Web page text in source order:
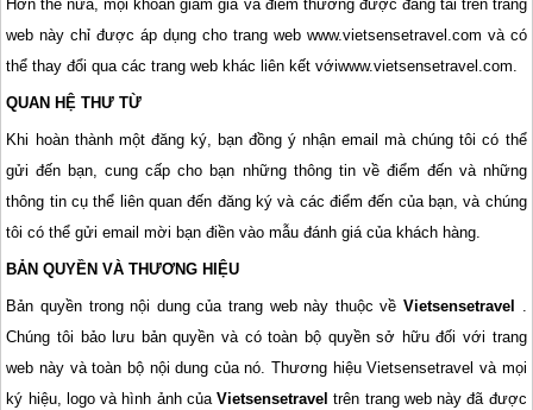
Hơn thế nữa, mọi khoản giảm giá và điểm thưởng được đăng tải trên trang
web này chỉ được áp dụng cho trang web www.vietsensetravel.com và có
thể thay đổi qua các trang web khác liên kết vớiwww.vietsensetravel.com.
QUAN HỆ THƯ TỪ
Khi hoàn thành một đăng ký, bạn đồng ý nhận email mà chúng tôi có thể
gửi đến bạn, cung cấp cho bạn những thông tin về điểm đến và những
thông tin cụ thể liên quan đến đăng ký và các điểm đến của bạn, và chúng
tôi có thể gửi email mời bạn điền vào mẫu đánh giá của khách hàng.
BẢN QUYỀN VÀ THƯƠNG HIỆU
Bản quyền trong nội dung của trang web này thuộc về Vietsensetravel
.
Chúng tôi bảo lưu bản quyền và có toàn bộ quyền sở hữu đối với trang
web này và toàn bộ nội dung của nó. Thương hiệu Vietsensetravel và mọi
ký hiệu, logo và hình ảnh củaVietsensetravel trên trang web này đã được